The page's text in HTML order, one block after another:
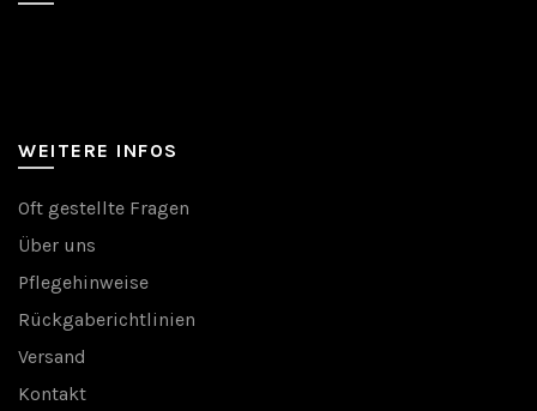
WEITERE INFOS
Oft gestellte Fragen
Über uns
Pflegehinweise
Rückgaberichtlinien
Versand
Kontakt